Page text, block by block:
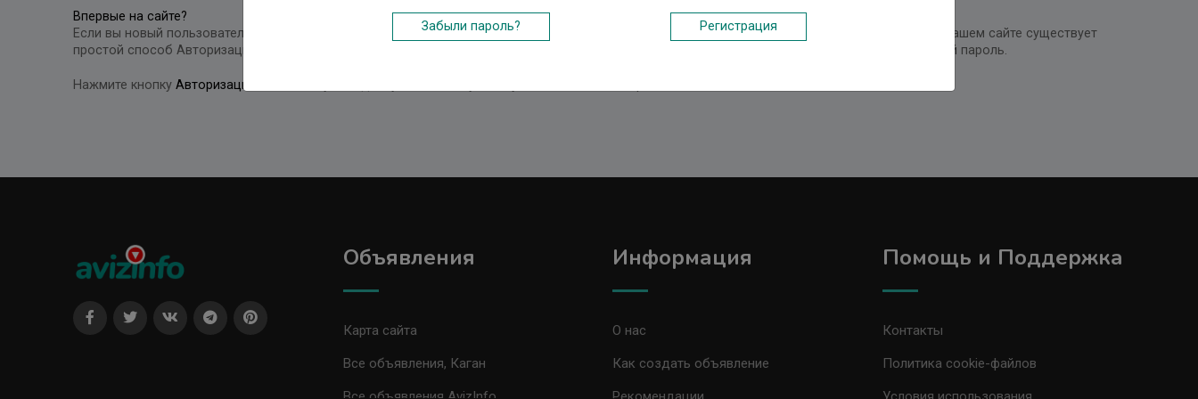
Впервые на сайте?
Если вы новый пользователь и у вас нет своего Кабинета, нет пароля для авторизации, вы можете легко его создать путем Регистрации. На нашем сайте существует
простой способ Авторизации - в одном окне вы можете как войти в свой кабинет, так и зарегистрироваться, а так же восстановить утерянный пароль.
Нажмите кнопку Авторизация
Объявления
Карта сайта
Все объявления, Каган
Информация
О нас
Как создать объявление
Помощь и Поддержка
Контакты
Политика cookie-файлов
Забыли пароль? Регистрация